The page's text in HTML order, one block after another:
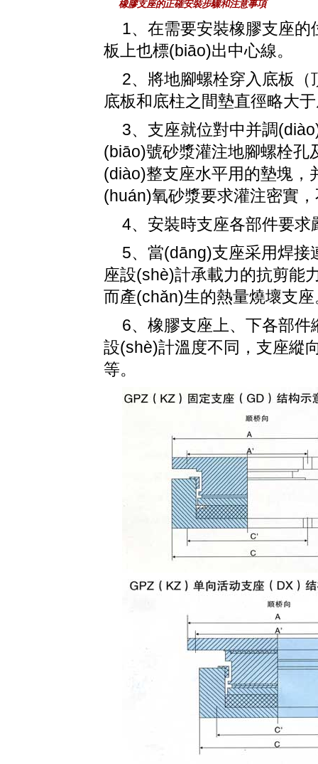
橡膠支座的正確安裝步驟和注意事項
1、在需要安裝橡膠支座的
板上也標(biāo)出中心線。
2、將地腳螺栓穿入底板（
底板和底柱之間墊直徑略大于
3、支座就位對中并調
(biāo)號砂漿灌注地腳螺栓孔
(diào)整支座水平用的墊塊
(huán)氧砂漿要求灌注密實，
4、安裝時支座各部件要
5、當(dāng)支座采用焊接
座設(shè)計承載力的抗剪能
而產(chǎn)生的熱量燒壞支座
6、橡膠支座上、下各部
設(shè)計溫度不同，支座
等。